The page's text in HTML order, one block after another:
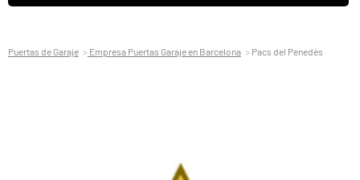
Puertas de Garaje Empresa Puertas Garaje en Barcelona Pacs del Penedès